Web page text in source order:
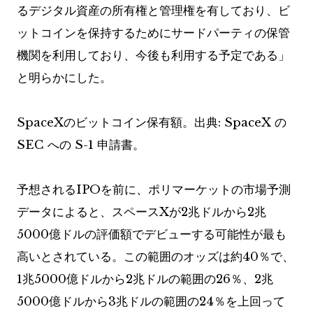
るデジタル資産の所有権と管理権を有しており、ビ
ットコインを保持するためにサードパーティの保管
機関を利用しており、今後も利用する予定である」
と明らかにした。
SpaceXのビットコイン保有額。出典: SpaceX の
SEC への S-1 申請書。
予想されるIPOを前に、ポリマーケットの市場予測
データによると、スペースXが2兆ドルから2兆
5000億ドルの評価額でデビューする可能性が最も
高いとされている。この範囲のオッズは約40％で、
1兆5000億ドルから2兆ドルの範囲の26％、2兆
5000億ドルから3兆ドルの範囲の24％を上回って